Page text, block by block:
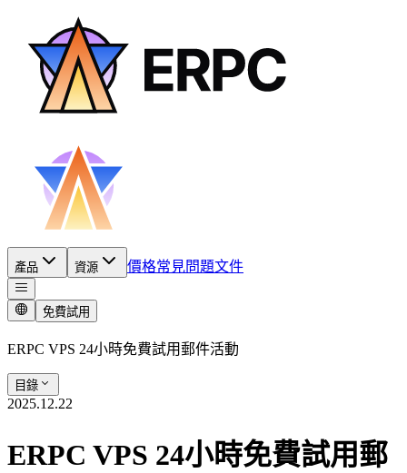
產品 資源 價格常見問題文件
免費試用
ERPC VPS 24小時免費試用郵件活動
目錄
2025.12.22
ERPC VPS 24小時免費試用郵